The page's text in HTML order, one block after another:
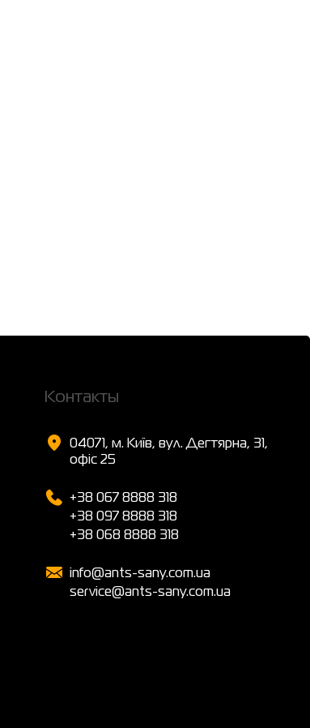
Контакты
04071, м. Київ, вул. Дегтярна, 31,
офіс 25
+38 067 8888 318
+38 097 8888 318
+38 068 8888 318
info@ants-sany.com.ua
service@ants-sany.com.ua